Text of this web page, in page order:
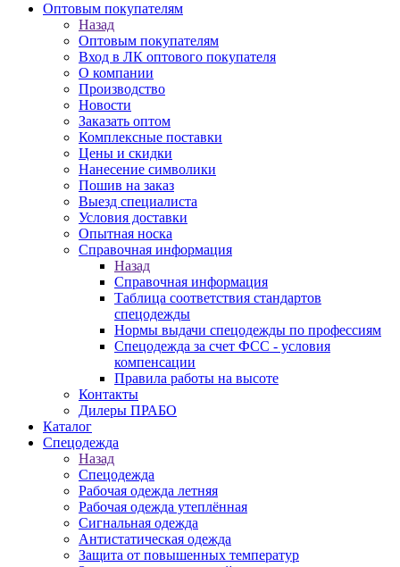
Оптовым покупателям
Назад
Оптовым покупателям
Вход в ЛК оптового покупателя
О компании
Производство
Новости
Заказать оптом
Комплексные поставки
Цены и скидки
Нанесение символики
Пошив на заказ
Выезд специалиста
Условия доставки
Опытная носка
Справочная информация
Назад
Справочная информация
Таблица соответствия стандартов
спецодежды
Нормы выдачи спецодежды по профессиям
Спецодежда за счет ФСС - условия
компенсации
Правила работы на высоте
Контакты
Дилеры ПРАБО
Каталог
Спецодежда
Назад
Спецодежда
Рабочая одежда летняя
Рабочая одежда утеплённая
Сигнальная одежда
Антистатическая одежда
Защита от повышенных температур